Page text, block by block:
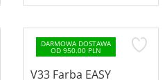
DARMOWA DOSTAWA
OD 950.00 PLN
V33 Farba EASY